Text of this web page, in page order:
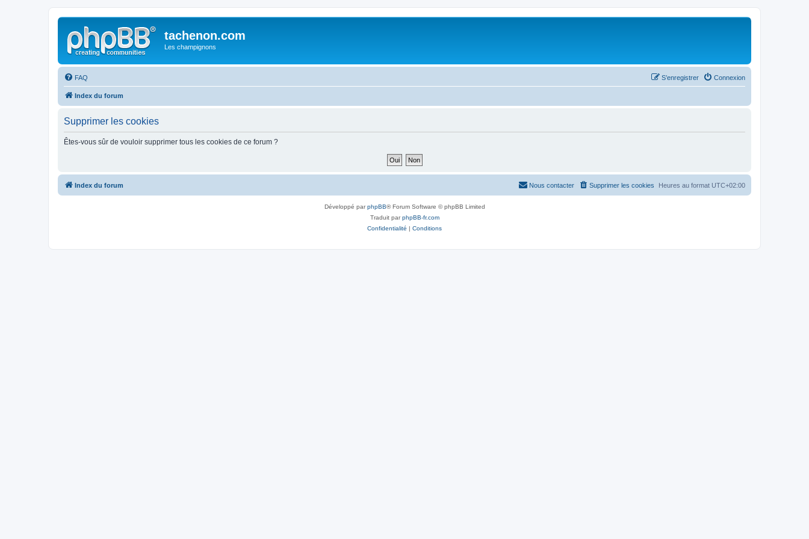
tachenon.com
Les champignons
FAQ Connexion
S’enregistrer
Index du forum
Supprimer les cookies
Êtes-vous sûr de vouloir supprimer tous les cookies de ce forum ?
Index du forum Heures au format UTC+02:00
Supprimer les cookies
Nous contacter
Développé parphpBB® Forum Software © phpBB Limited
Traduit parphpBB-fr.com
Confidentialité | Conditions